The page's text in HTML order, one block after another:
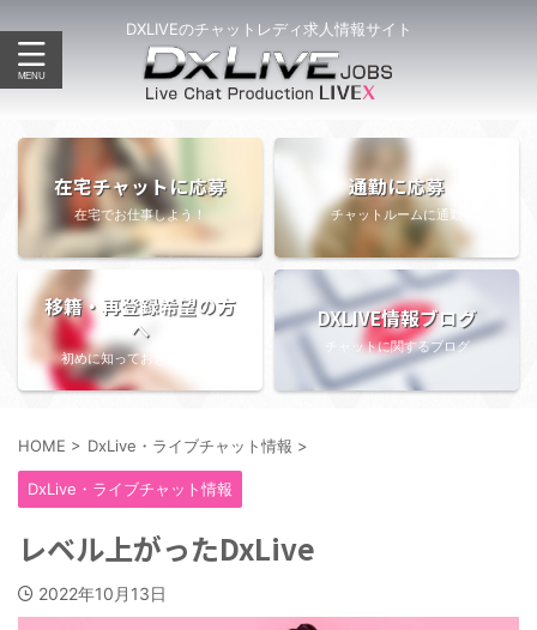
DXLIVEのチャットレディ求人情報サイト
在宅チャットに応募
在宅でお仕事しよう！
通勤に応募
チャットルームに通勤
移籍・再登録希望の方
へ
初めに知っておきたい情報
DXLIVE情報ブログ
チャットに関するブログ
HOME > DxLive・ライブチャット情報 >
DxLive・ライブチャット情報
レベル上がったDxLive
2022年10月13日